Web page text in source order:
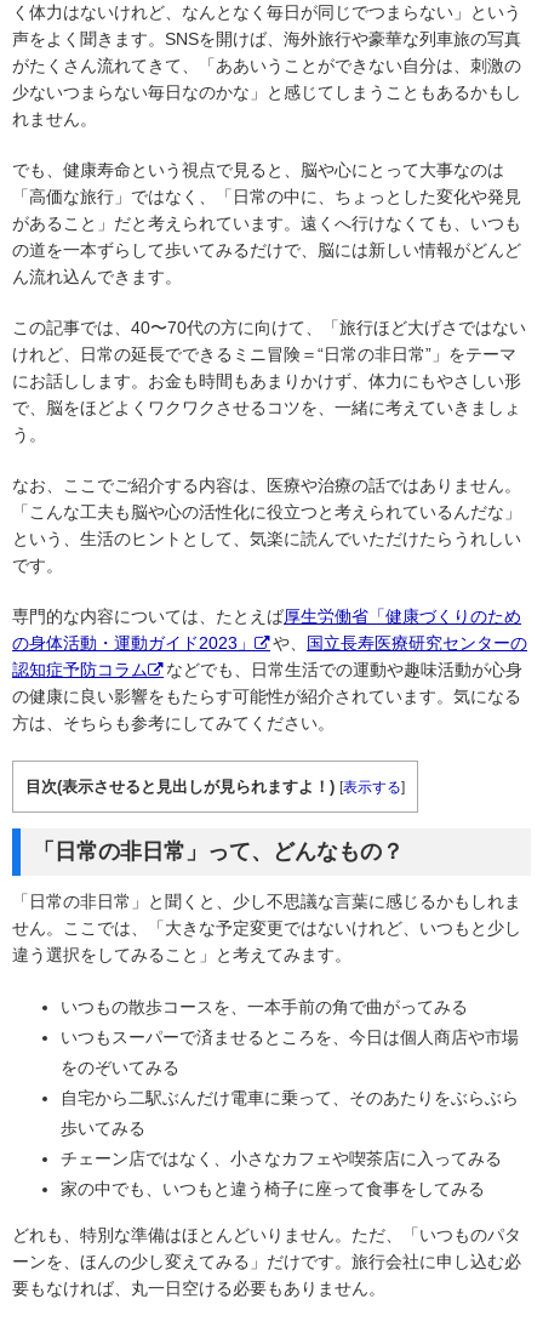
く体力はないけれど、なんとなく毎日が同じでつまらない」という
声をよく聞きます。SNSを開けば、海外旅行や豪華な列車旅の写真
がたくさん流れてきて、「ああいうことができない自分は、刺激の
少ないつまらない毎日なのかな」と感じてしまうこともあるかもし
れません。
でも、健康寿命という視点で見ると、脳や心にとって大事なのは
「高価な旅行」ではなく、「日常の中に、ちょっとした変化や発見
があること」だと考えられています。遠くへ行けなくても、いつも
の道を一本ずらして歩いてみるだけで、脳には新しい情報がどんど
ん流れ込んできます。
この記事では、40〜70代の方に向けて、「旅行ほど大げさではない
けれど、日常の延長でできるミニ冒険＝“日常の非日常”」をテーマ
にお話しします。お金も時間もあまりかけず、体力にもやさしい形
で、脳をほどよくワクワクさせるコツを、一緒に考えていきましょ
う。
なお、ここでご紹介する内容は、医療や治療の話ではありません。
「こんな工夫も脳や心の活性化に役立つと考えられているんだな」
という、生活のヒントとして、気楽に読んでいただけたらうれしい
です。
専門的な内容については、たとえば厚生労働省「健康づくりのため
の身体活動・運動ガイド2023」
や、 国立長寿医療研究センターの
認知症予防コラム
などでも、日常生活での運動や趣味活動が心身
の健康に良い影響をもたらす可能性が紹介されています。気になる
方は、そちらも参考にしてみてください。
目次(表示させると見出しが見られますよ！) [表示する]
「日常の非日常」って、どんなもの？
「日常の非日常」と聞くと、少し不思議な言葉に感じるかもしれま
せん。ここでは、「大きな予定変更ではないけれど、いつもと少し
違う選択をしてみること」と考えてみます。
いつもの散歩コースを、一本手前の角で曲がってみる
いつもスーパーで済ませるところを、今日は個人商店や市場
をのぞいてみる
自宅から二駅ぶんだけ電車に乗って、そのあたりをぶらぶら
歩いてみる
チェーン店ではなく、小さなカフェや喫茶店に入ってみる
家の中でも、いつもと違う椅子に座って食事をしてみる
どれも、特別な準備はほとんどいりません。ただ、「いつものパタ
ーンを、ほんの少し変えてみる」だけです。旅行会社に申し込む必
要もなければ、丸一日空ける必要もありません。